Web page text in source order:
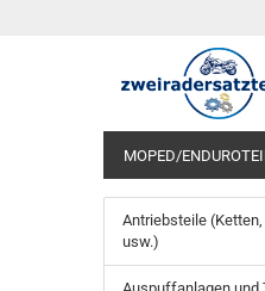
MOPED/
Antriebsteile
usw.)